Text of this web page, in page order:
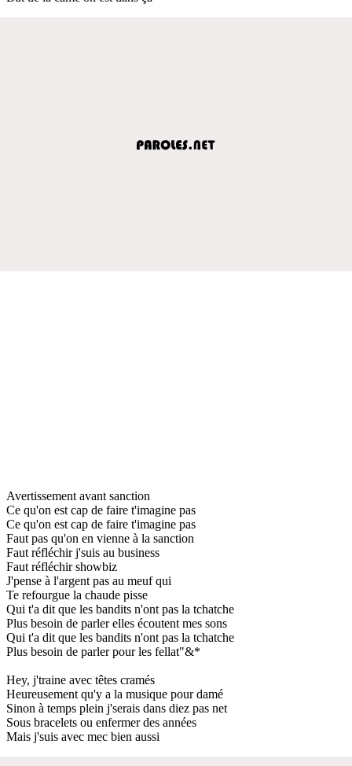
Avertissement avant sanction
Ce qu'on est cap de faire t'imagine pas
Ce qu'on est cap de faire t'imagine pas
Faut pas qu'on en vienne à la sanction
Faut réfléchir j'suis au business
Faut réfléchir showbiz
J'pense à l'argent pas au meuf qui
Te refourgue la chaude pisse
Qui t'a dit que les bandits n'ont pas la tchatche
Plus besoin de parler elles écoutent mes sons
Qui t'a dit que les bandits n'ont pas la tchatche
Plus besoin de parler pour les fellat"&*
Hey, j'traine avec têtes cramés
Heureusement qu'y a la musique pour damé
Sinon à temps plein j'serais dans diez pas net
Sous bracelets ou enfermer des années
Mais j'suis avec mec bien aussi